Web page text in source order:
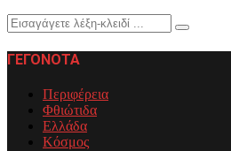
Search
for:
Search
ΓΕΓΟΝΟΤΑ
Περιφέρεια
Φθιώτιδα
Ελλάδα
Κόσμος